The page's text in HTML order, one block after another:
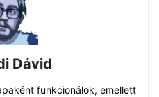
Dávid
funkcionálok, emellett